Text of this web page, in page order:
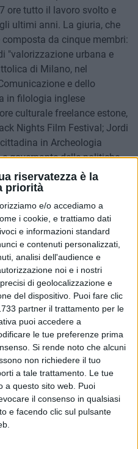
riservatezza è la
priorità
e/o accediamo a
i cookie, e trattiamo dati
e informazioni standard
e contenuti personalizzati,
analisi dell'audience e
noi e i nostri
di geolocalizzazione e
del dispositivo. Puoi fare clic
partner il trattamento per le
puoi accedere a
le tue preferenze prima
Si rende noto che alcuni
non richiedere il tuo
a tale trattamento. Le tue
a questo sito web. Puoi
il consenso in qualsiasi
e facendo clic sul pulsante
ore tutto il lavoro svolto e
ultimi anni. La giuria, che
da cinque membri:
"valorizzazione urbana e
di Milano, nel
e dello
in filologia inglese
culturale freelance estone,
Nights Film Festival; Jordi
in Archeologia
governante delle politiche
dedicato alle nuove
come acceleratore della
e dei media;
presso la Commissione
nella Direzione
Rita Sassu, esperto
Contatto Nazionale per il
istituito nel MIBACT.
foto e twitter dalla web
la visita è #the7hours. Il
Paolo Verri ha invitato tutti i
i social network e a
facebook.
da buon padre di
figura" con gli ospiti, ha
con le ultime